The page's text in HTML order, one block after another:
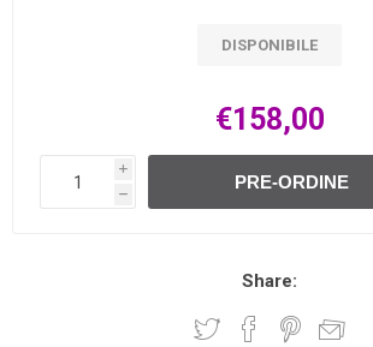
DISPONIBILE
€158,00
i
h
PRE-ORDINE
Share: